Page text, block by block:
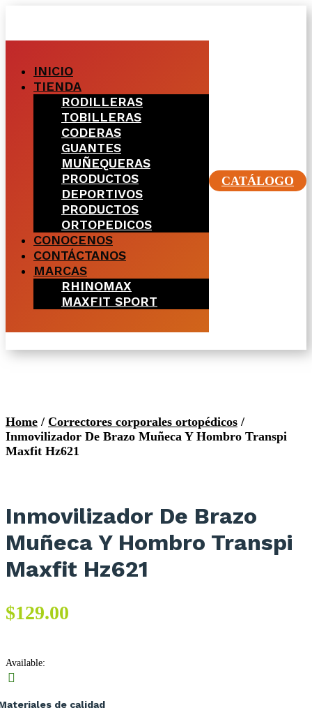
INICIO
TIENDA
RODILLERAS
TOBILLERAS
CODERAS
GUANTES
MUÑEQUERAS
PRODUCTOS
DEPORTIVOS
PRODUCTOS
ORTOPEDICOS
CONOCENOS
CONTÁCTANOS
MARCAS
RHINOMAX
MAXFIT SPORT
CATÁLOGO
Home / Correctores corporales ortopédicos /
Inmovilizador De Brazo Muñeca Y Hombro Transpi
Maxfit Hz621
Inmovilizador De Brazo
Muñeca Y Hombro Transpi
Maxfit Hz621
$129.00
Available:

de calidad